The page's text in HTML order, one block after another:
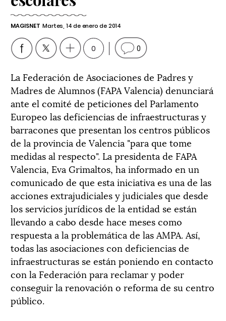
MAGISNET Martes, 14 de enero de 2014
0 0
La Federación de Asociaciones de Padres y
Madres de Alumnos (FAPA Valencia) denunciará
ante el comité de peticiones del Parlamento
Europeo las deficiencias de infraestructuras y
barracones que presentan los centros públicos
de la provincia de Valencia "para que tome
medidas al respecto". La presidenta de FAPA
Valencia, Eva Grimaltos, ha informado en un
comunicado de que esta iniciativa es una de las
acciones extrajudiciales y judiciales que desde
los servicios jurídicos de la entidad se están
llevando a cabo desde hace meses como
respuesta a la problemática de las AMPA. Así,
todas las asociaciones con deficiencias de
infraestructuras se están poniendo en contacto
con la Federación para reclamar y poder
conseguir la renovación o reforma de su centro
público.